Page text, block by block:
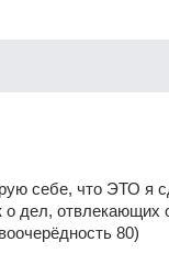
себе, что ЭТО я
о дел,
80)